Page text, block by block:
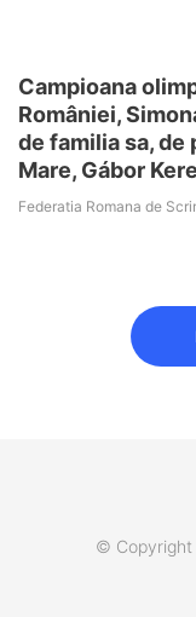
Campioana
României,
de familia sa,
Mare, Gábor
Federatia Romana de
© Copyright